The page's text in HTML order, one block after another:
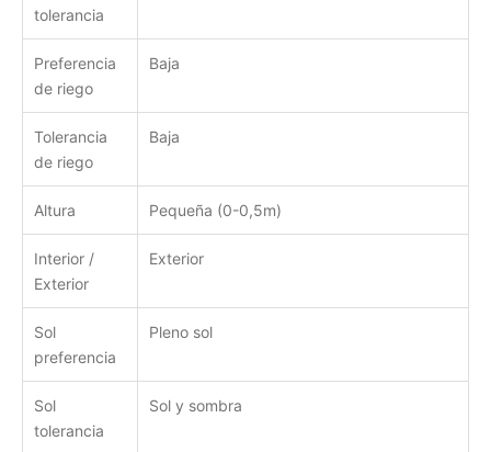
tolerancia
Preferencia
de riego
Baja
Tolerancia
de riego
Baja
Altura Pequeña (0-0,5m)
Interior /
Exterior
Exterior
Sol
preferencia
Pleno sol
Sol
tolerancia
Sol y sombra